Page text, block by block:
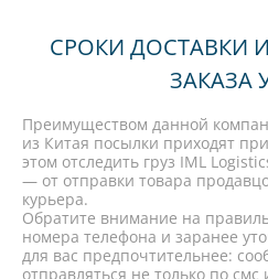
СРОКИ ДОСТАВКИ
ЗАКАЗА
Преимуществом данной
из Китая посылки приходят
этом отследить груз IML
— от отправки товара
курьера.
Обратите внимание на
номера телефона и заранее
для вас предпочтительнее:
отправляться не только по